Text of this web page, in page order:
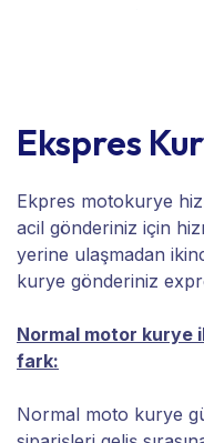
Ekspres
Ekpres motokurye
acil gönderiniz için
yerine ulaşmadan
kurye gönderiniz
Normal motor kurye
fark:
Normal moto kurye